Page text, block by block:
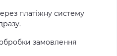
платіжну систему
замовлення